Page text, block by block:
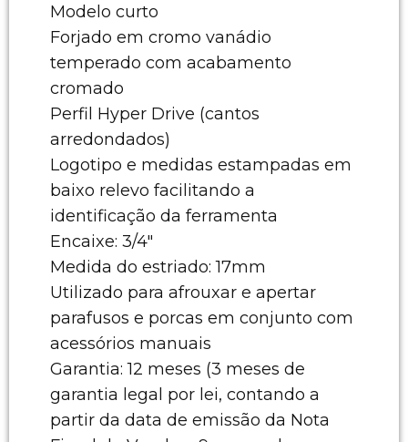
Modelo curto
Forjado em cromo vanádio
temperado com acabamento
cromado
Perfil Hyper Drive (cantos
arredondados)
Logotipo e medidas estampadas em
baixo relevo facilitando a
identificação da ferramenta
Encaixe: 3/4"
Medida do estriado: 17mm
Utilizado para afrouxar e apertar
parafusos e porcas em conjunto com
acessórios manuais
Garantia: 12 meses (3 meses de
garantia legal por lei, contando a
partir da data de emissão da Nota